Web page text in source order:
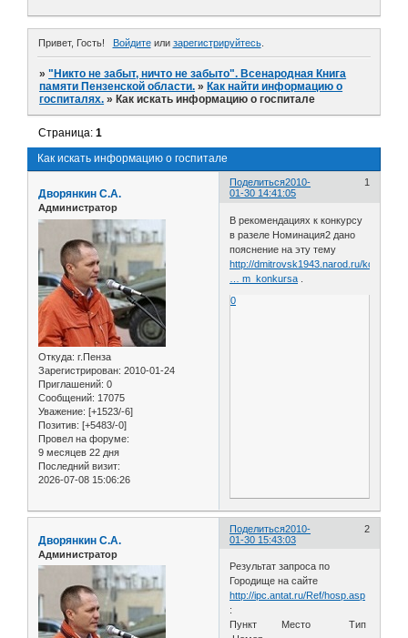
Привет, Гость! Войдитеили зарегистрируйтесь.
»"Никто не забыт, ничто не забыто". Всенародная Книга
памяти Пензенской области. » Как найти информацию о
госпиталях. » Как искать информацию о госпитале
Как искать информацию о госпитале
Страница:1
Поделиться 1
2010-
01-30 14:41:05
Дворянкин С.А.
Администратор
Откуда: г.Пенза
Зарегистрирован: 2010-01-24
Приглашений: 0
Сообщений: 17075
Уважение: [+1523/-6]
Позитив: [+5483/-0]
Провел на форуме:
9 месяцев 22 дня
Последний визит:
2026-07-08 15:06:26
В рекомендациях к конкурсу
в разеле Номинация2 дано
пояснение на эту тему
http://dmitrovsk1943.narod.ru/
… m_konkursa
0
Поделиться 2
2010-
01-30 15:43:03
Дворянкин С.А.
Администратор
Результат запроса по
Городище на сайте
http://ipc.antat.ru/Ref/hosp.asp
:
Пункт Место Тип